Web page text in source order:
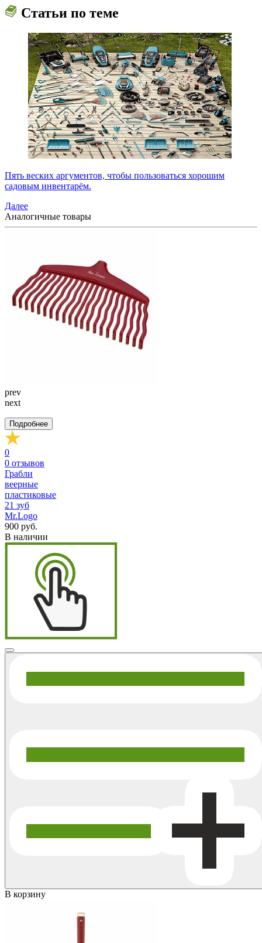
Статьи по теме
Пять веских аргументов, чтобы пользоваться хорошим
садовым инвентарём.
Далее
Аналогичные товары
prev
next
Подробнее
0
0 отзывов
Грабли
веерные
пластиковые
21 зуб
Mr.Logo
900 руб.
В наличии
В корзину